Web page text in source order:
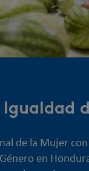
de la Mujer
en